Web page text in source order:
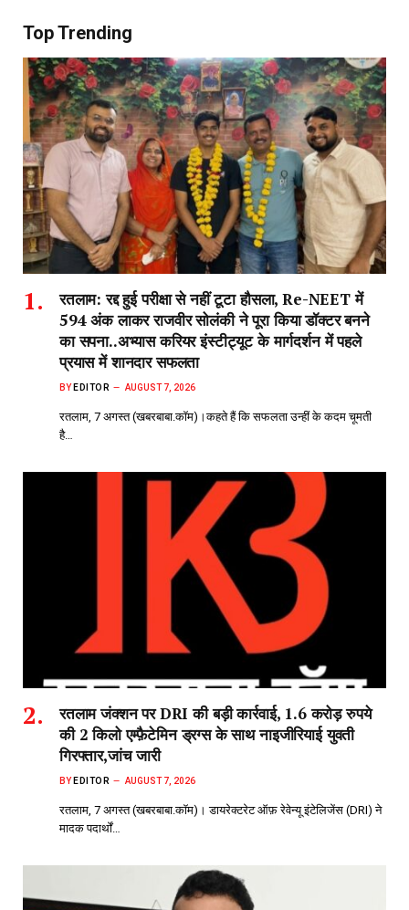
Top Trending
रतलाम: रद्द हुई परीक्षा से नहीं टूटा हौसला, Re-NEET में
594 अंक लाकर राजवीर सोलंकी ने पूरा किया डॉक्टर बनने
का सपना..अभ्यास करियर इंस्टीट्यूट के मार्गदर्शन में पहले
प्रयास में शानदार सफलता
BY EDITOR AUGUST 7, 2026
रतलाम, 7 अगस्त (खबरबाबा.कॉम)।कहते हैं कि सफलता उन्हीं के कदम चूमती
है…
रतलाम जंक्शन पर DRI की बड़ी कार्रवाई, 1.6 करोड़ रुपये
की 2 किलो एम्फ़ैटेमिन ड्रग्स के साथ नाइजीरियाई युवती
गिरफ्तार,जांच जारी
BY EDITOR AUGUST 7, 2026
रतलाम, 7 अगस्त (खबरबाबा.कॉम)। डायरेक्टरेट ऑफ़ रेवेन्यू इंटेलिजेंस (DRI) ने
मादक पदार्थों…